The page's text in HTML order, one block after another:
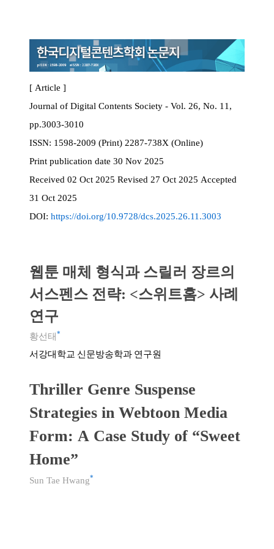
[ Article ]
Journal of Digital Contents Society - Vol. 26, No. 11,
pp.3003-3010
ISSN:
1598-2009 (Print) 2287-738X (Online)
Print publication date 30 Nov 2025
Received 02 Oct 2025 Revised 27 Oct 2025 Accepted
31 Oct 2025
DOI: https://doi.org/10.9728/dcs.2025.26.11.3003
웹툰 매체 형식과 스릴러 장르의
서스펜스 전략: <스위트홈> 사례
연구
황선태*
서강대학교 신문방송학과 연구원
Thriller Genre Suspense
Strategies in Webtoon Media
Form: A Case Study of “Sweet
Home”
Sun Tae Hwang*